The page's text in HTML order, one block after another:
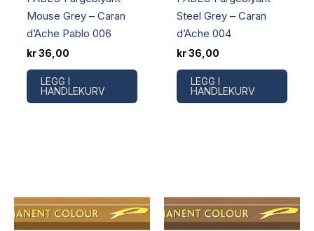
Mouse Grey – Caran
d’Ache Pablo 006
kr36,00
LEGG I
HANDLEKURV
Steel Grey – Caran
d’Ache 004
kr36,00
LEGG I
HANDLEKURV